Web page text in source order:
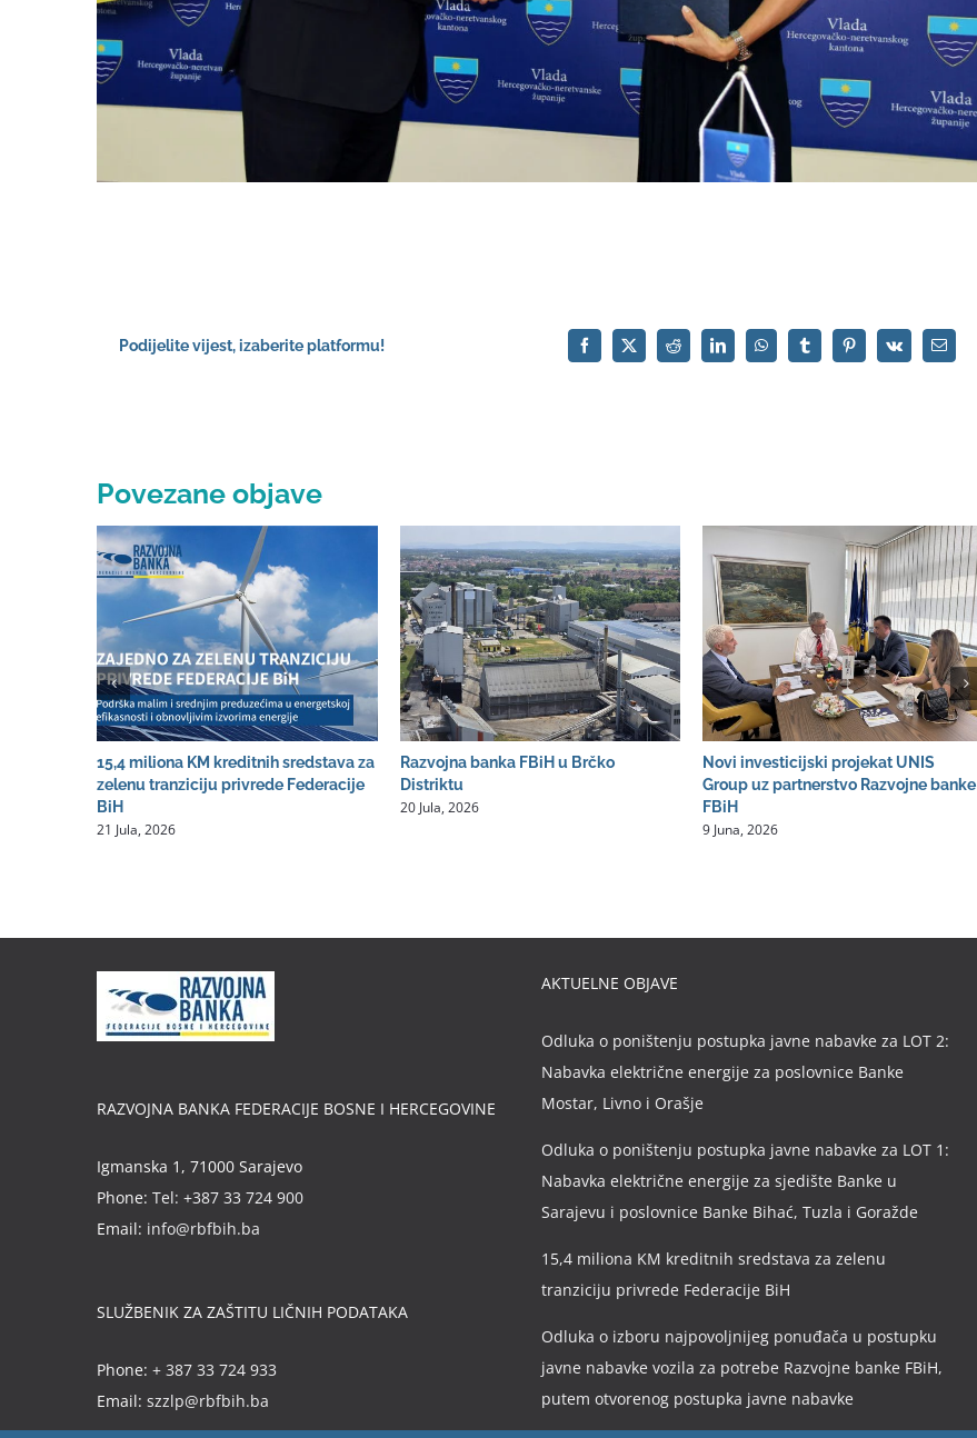
Podijelite vijest, izaberite platformu!
Povezane objave
15,4 miliona KM kreditnih sredstava za
zelenu tranziciju privrede Federacije
BiH
21 Jula, 2026
Razvojna banka FBiH u Brčko
Distriktu
20 Jula, 2026
Novi investicijski projekat UNIS
Group uz partnerstvo Razvojne banke
FBiH
9 Juna, 2026
RAZVOJNA BANKA FEDERACIJE BOSNE I HERCEGOVINE
Igmanska 1, 71000 Sarajevo
Phone: Tel: +387 33 724 900
Email: info@rbfbih.ba
SLUŽBENIK ZA ZAŠTITU LIČNIH PODATAKA
Phone: + 387 33 724 933
Email: szzlp@rbfbih.ba
AKTUELNE OBJAVE
Odluka o poništenju postupka javne nabavke za LOT 2:
Nabavka električne energije za poslovnice Banke
Mostar, Livno i Orašje
Odluka o poništenju postupka javne nabavke za LOT 1:
Nabavka električne energije za sjedište Banke u
Sarajevu i poslovnice Banke Bihać, Tuzla i Goražde
15,4 miliona KM kreditnih sredstava za zelenu
tranziciju privrede Federacije BiH
Odluka o izboru najpovoljnijeg ponuđača u postupku
javne nabavke vozila za potrebe Razvojne banke FBiH,
putem otvorenog postupka javne nabavke